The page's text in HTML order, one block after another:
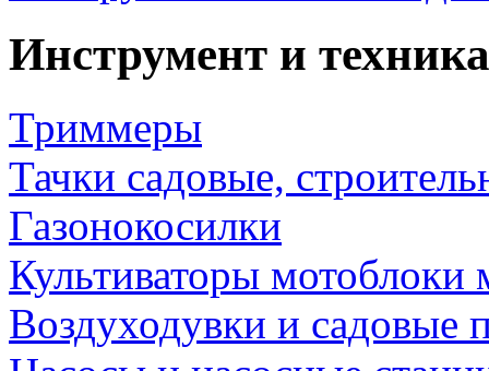
Инструмент и
Триммеры
Тачки садовые,
Газонокосилки
Культиваторы мотоблоки
Воздуходувки и садовые